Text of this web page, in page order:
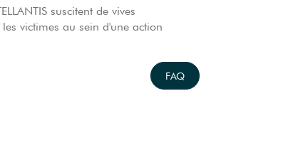
suscitent de vives
victimes au sein d'une action
FAQ